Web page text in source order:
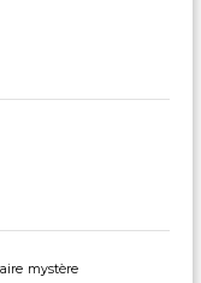
mystère